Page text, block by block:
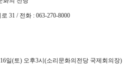
로 31 / 전화 : 063-270-8000
16일(토) 오후3시 (소리문화의전당 국제회의장)